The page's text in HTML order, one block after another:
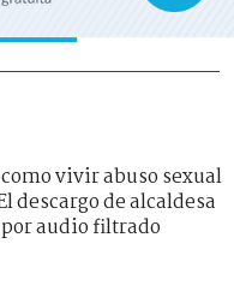
vivir abuso sexual
de alcaldesa
por audio filtrado